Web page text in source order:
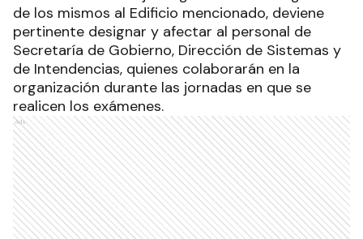
de los mismos al Edificio mencionado, deviene
pertinente designar y afectar al personal de
Secretaría de Gobierno, Dirección de Sistemas y
de Intendencias, quienes colaborarán en la
organización durante las jornadas en que se
realicen los exámenes.
Ads